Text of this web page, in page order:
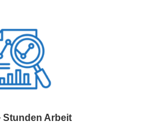
Stunden Arbeit